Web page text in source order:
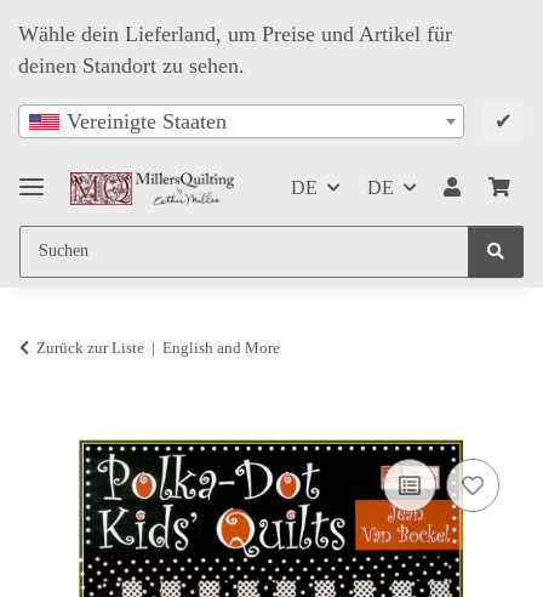
Wähle dein Lieferland, um Preise und Artikel für
deinen Standort zu sehen.
Vereinigte Staaten ✔
DE DE
Zurück zur Liste English and More